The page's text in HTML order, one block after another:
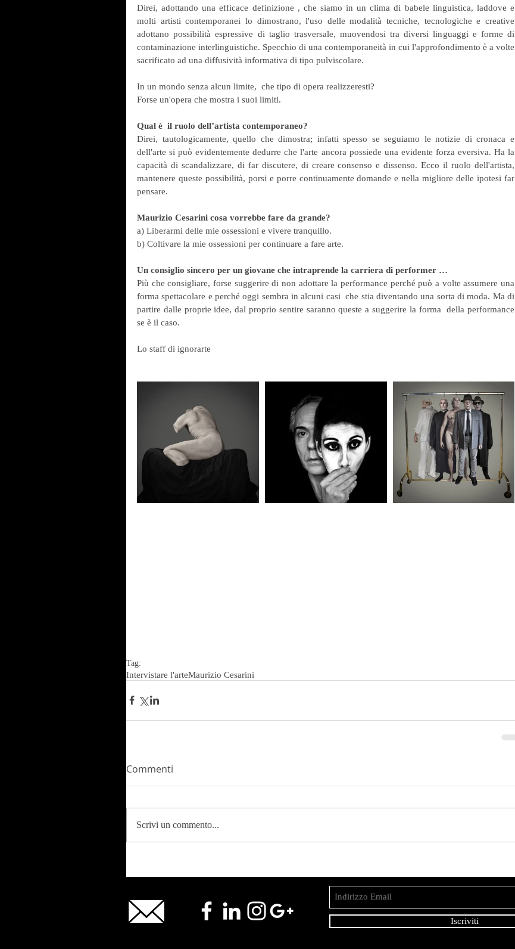
Direi, adottando una efficace definizione , che siamo in un clima di babele linguistica, laddove e
molti artisti contemporanei lo dimostrano, l'uso delle modalità tecniche, tecnologiche e creative
adottano possibilità espressive di taglio trasversale, muovendosi tra diversi linguaggi e forme di
contaminazione interlinguistiche. Specchio di una contemporaneità in cui l'approfondimento è a volte
sacrificato ad una diffusività informativa di tipo pulviscolare.
In un mondo senza alcun limite,  che tipo di opera realizzeresti?
Forse un'opera che mostra i suoi limiti.
Qual è  il ruolo dell’artista contemporaneo?
Direi, tautologicamente, quello che dimostra; infatti spesso se seguiamo le notizie di cronaca e
dell'arte si può evidentemente dedurre che l'arte ancora possiede una evidente forza eversiva. Ha la
capacità di scandalizzare, di far discutere, di creare consenso e dissenso. Ecco il ruolo dell'artista,
mantenere queste possibilità, porsi e porre continuamente domande e nella migliore delle ipotesi far
pensare.
Maurizio Cesarini cosa vorrebbe fare da grande?
a) Liberarmi delle mie ossessioni e vivere tranquillo.
b) Coltivare la mie ossessioni per continuare a fare arte.
Un consiglio sincero per un giovane che intraprende la carriera di performer …
Più che consigliare, forse suggerire di non adottare la performance perché può a volte assumere una
forma spettacolare e perché oggi sembra in alcuni casi  che stia diventando una sorta di moda. Ma di
partire dalle proprie idee, dal proprio sentire saranno queste a suggerire la forma  della performance
se è il caso.
Lo staff di ignorarte
Tag:
Intervistare l'arteMaurizio Cesarini
Commenti
Scrivi un commento...
Iscriviti